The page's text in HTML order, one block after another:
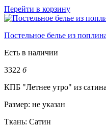
Перейти в корзину
Постельное белье из
Есть в наличии
3322 б
КПБ "Летнее утро" из сатина
Размер: не указан
Ткань: Сатин